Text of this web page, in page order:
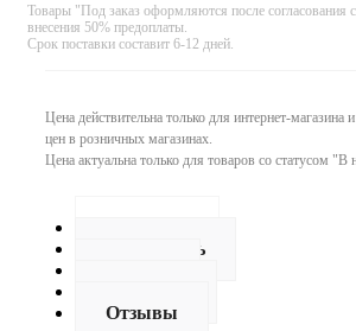
Товары "Под заказ оформляются после согласования
внесения 50% предоплаты.
Срок поставки составит 6-12 дней.
Цена действительна только для интернет-магазина
цен в розничных магазинах.
Цена актуальна только для товаров со статусом "В
Как купить
Отзывы